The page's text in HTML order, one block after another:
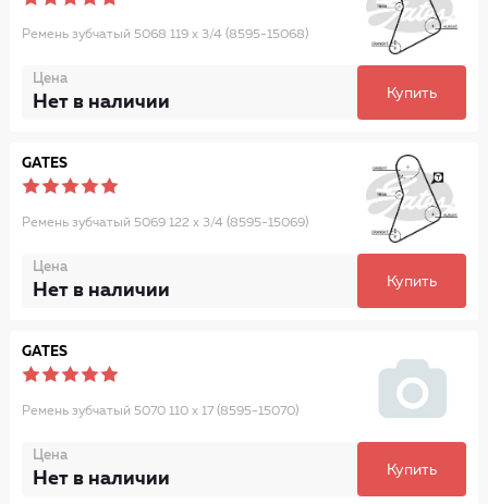
Ремень зубчатый 5068 119 x 3/4 (8595-15068)
Цена
Нет в наличии Купить
GATES
Ремень зубчатый 5069 122 x 3/4 (8595-15069)
Цена
Нет в наличии Купить
GATES
Ремень зубчатый 5070 110 x 17 (8595-15070)
Цена
Нет в наличии Купить